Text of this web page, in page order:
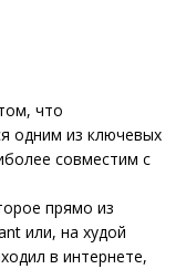
что
одним из ключевых
совместим с
прямо из
или, на худой
в интернете,